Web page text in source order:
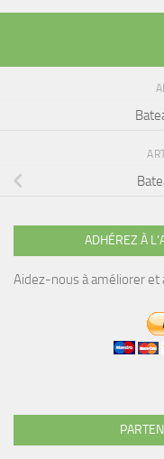
ADHÉREZ À
Aidez-nous à améliorer